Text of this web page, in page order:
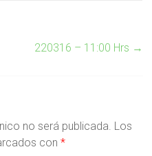
220316 – 11:00 Hrs →
no será publicada. Los
con*